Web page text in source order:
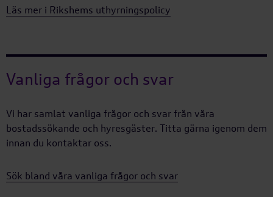
Läs mer i Rikshems uthyrningspolicy
Vanliga frågor och svar
Vi har samlat vanliga frågor och svar från våra
bostadssökande och hyresgäster. Titta gärna igenom dem
innan du kontaktar oss.
Sök bland våra vanliga frågor och svar